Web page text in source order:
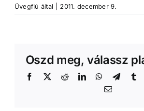
Üvegfiú által 2011. december 9.
Oszd meg, válassz
Facebook
X RedditLinkedInWhatsApp
Email: